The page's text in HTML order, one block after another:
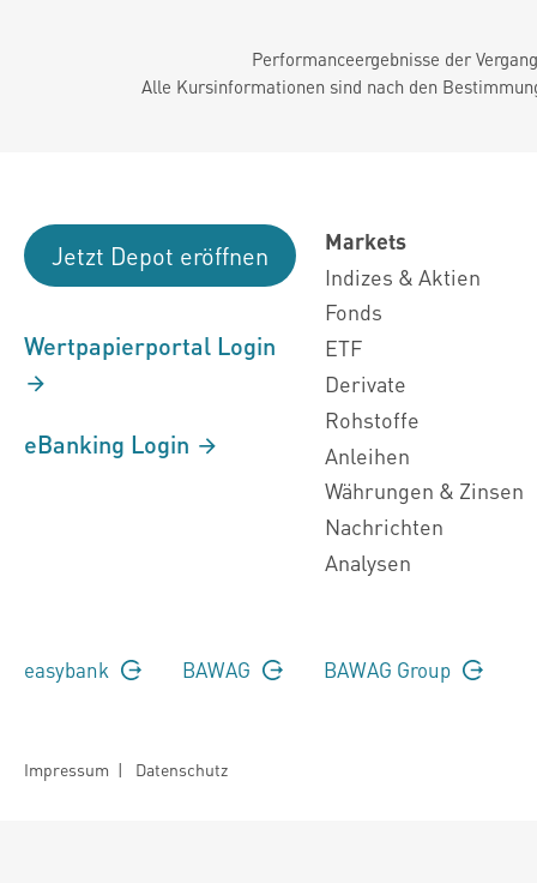
Performanceergebnisse der
Alle Kursinformationen sind nach den
Jetzt Depot eröffnen
Wertpapierportal Login
eBanking Login
Markets
Indizes & Aktien
Fonds
ETF
Derivate
Rohstoffe
Anleihen
Währungen & Zinsen
Nachrichten
Analysen
easybank BAWAG BAWAG Group
Impressum | Datenschutz